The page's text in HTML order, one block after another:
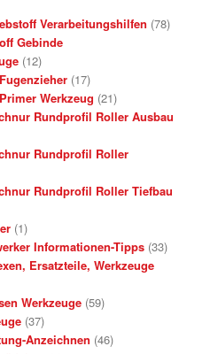
Verarbeitungshilfen (78)
Gebinde
(12)
(17)
Werkzeug (21)
Rundprofil Roller Ausbau
Rundprofil Roller
Rundprofil Roller Tiefbau
(1)
Informationen-Tipps (33)
Ersatzteile, Werkzeuge
Werkzeuge (59)
(37)
Anzeichnen (46)